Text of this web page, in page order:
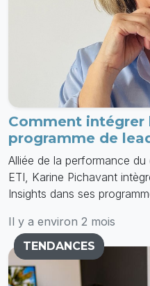
Comment intégrer
programme de
Alliée de la performance
ETI, Karine Pichavant
Insights dans ses
Il y a environ 2 mois
TENDANCES